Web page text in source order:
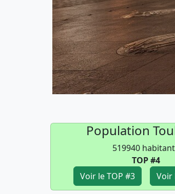
Population
519940
TOP #4
Voir le TOP #3
Voir